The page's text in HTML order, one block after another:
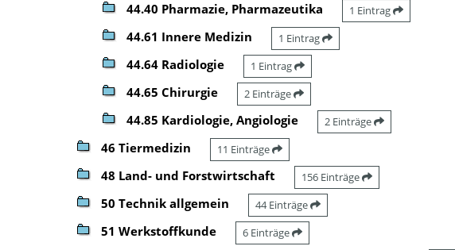
44.40 Pharmazie, Pharmazeutika 1 Eintrag
44.61 Innere Medizin 1 Eintrag
44.64 Radiologie 1 Eintrag
44.65 Chirurgie 2 Einträge
44.85 Kardiologie, Angiologie 2 Einträge
46 Tiermedizin 11 Einträge
48 Land- und Forstwirtschaft 156 Einträge
50 Technik allgemein 44 Einträge
51 Werkstoffkunde 6 Einträge